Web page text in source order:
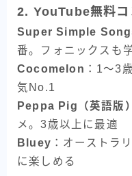
2. YouTube無料コ
Super Simple
番。フォニックスも
Cocomelon ：1〜3
気No.1
Peppa Pig（英語版）
メ。3歳以上に最適
Bluey ：オーストラ
に楽しめる